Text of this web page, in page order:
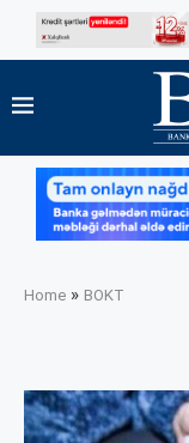
Home » BOKT